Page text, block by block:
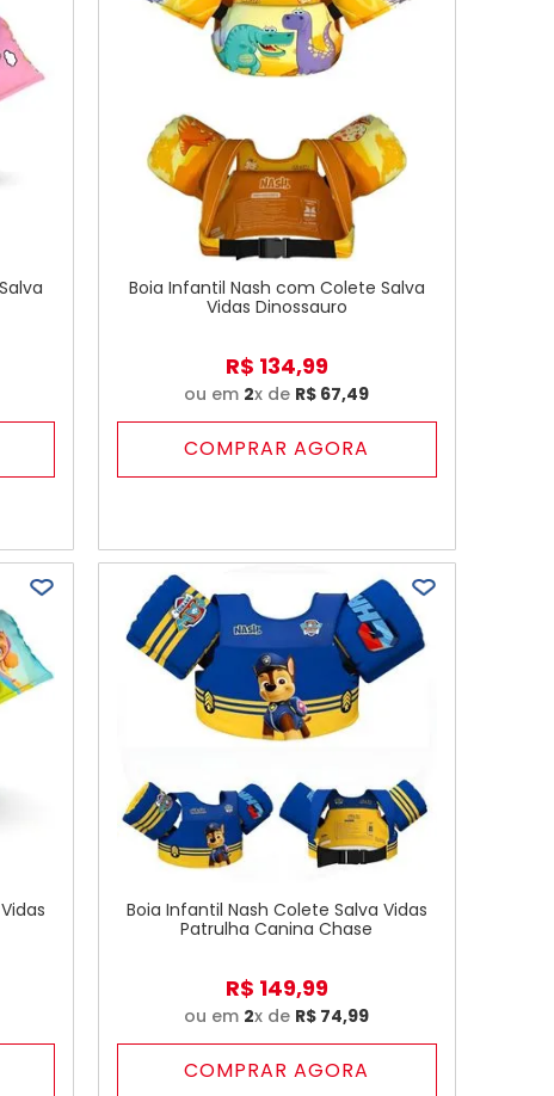
Boia Infantil Nash com Colete Salva
Vidas Dinossauro
R$ 134,99
ou em 2x de R$ 67,49
COMPRAR AGORA
Boia Infantil Nash Colete Salva Vidas
Patrulha Canina Chase
R$ 149,99
ou em 2x de R$ 74,99
COMPRAR AGORA